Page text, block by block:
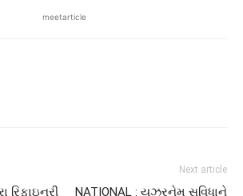
meetarticle
રિફાઇનરી
Next article
NATIONAL : યુઝરનેમ સુવિધાને